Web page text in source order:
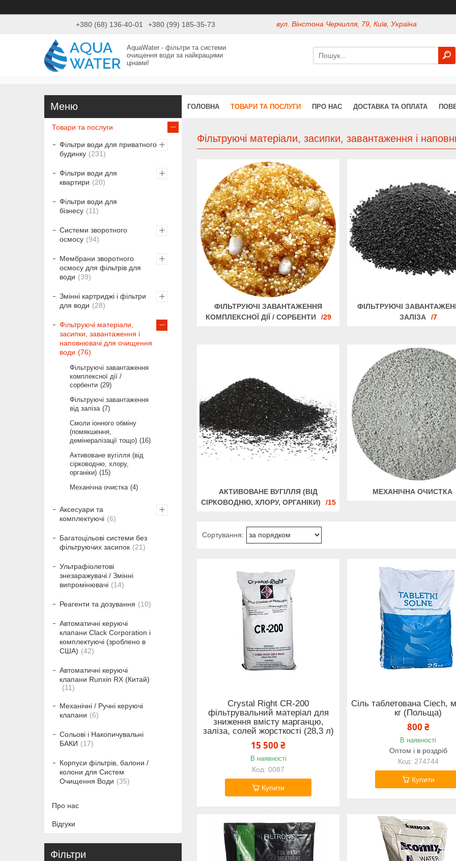
+380 (68) 136-40-01 +380 (99) 185-35-73 вул. Вінстона Черчилля, 79, Київ, Україна
AquaWater - фільтри та системи
очищення води за найкращими
цінами!
ГОЛОВНА ТОВАРИ ТА ПОСЛУГИ ПРО НАС ДОСТАВКА ТА ОПЛАТА
Фільтруючі матеріали, засипки, завантаження і
ФІЛЬТРУЮЧІ ЗАВАНТАЖЕННЯ
КОМПЛЕКСНОЇ ДІЇ / СОРБЕНТИ
29
ФІЛЬТРУЮЧІ
ЗАЛІЗА
7
АКТИВОВАНЕ ВУГІЛЛЯ (ВІД
СІРКОВОДНЮ, ХЛОРУ, ОРГАНІКИ)
15
МЕХАНІЧНА ОЧИСТКА
Crystal Right CR-200
фільтрувальний матеріал для
зниження вмісту марганцю,
заліза, солей жорсткості (28,3 л)
15 500 ₴
В наявності
0087
Купити
Сіль таблетована Ciech,
кг (Польща)
800 ₴
В наявності
Оптом і в роздріб
274744
Купити
Товари та послуги
Фільтри води для приватного
будинку
231
Фільтри води для
квартири
20
Фільтри води для
бізнесу
11
Системи зворотного
осмосу
94
Мембрани зворотного
осмосу для фільтрів для
води
39
Змінні картриджі і фільтри
для води
28
Фільтруючі матеріали,
засипки, завантаження і
наповнювачі для очищення
води
76
Фільтруючі завантаження
комплексної дії /
сорбенти 29
Фільтруючі завантаження
від заліза 7
Смоли іонного обміну
(помякшення,
демінералізації тощо)
16
Активоване вугілля (від
сірководню, хлору,
органіки)
15
Механічна очистка 4
Аксесуари та
комплектуючі
6
Багатоцільові системи без
фільтруючих засипок
21
Ультрафіолетові
знезаражувачі / Змінні
випромінювачі
14
Реагенти та дозування 10
Автоматичні керуючі
клапани Clack Corporation і
комплектуючі (зроблено в
США)
42
Автоматичні керуючі
клапани Runxin RX (Китай)
11
Механічні / Ручні керуючі
клапани
6
Сольові і Накопичувальні
БАКИ
17
Корпуси фільтрів, балони /
колони для Систем
Очищення Води
35
Про нас
Відгуки
Фільтри